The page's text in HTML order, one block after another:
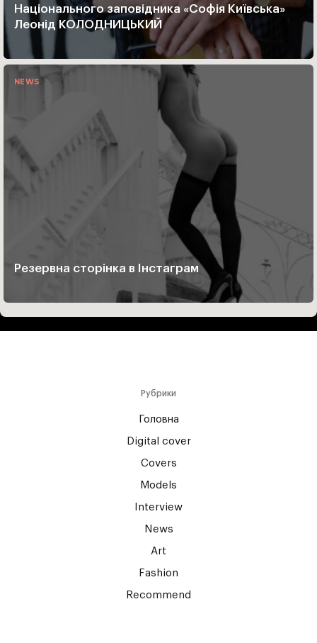
Національного заповідника «Софія Київська»
Леонід КОЛОДНИЦЬКИЙ
NEWS
Резервна сторінка в Інстаграм
Рубрики
Головна
Digital cover
Covers
Models
Interview
News
Art
Fashion
Recommend